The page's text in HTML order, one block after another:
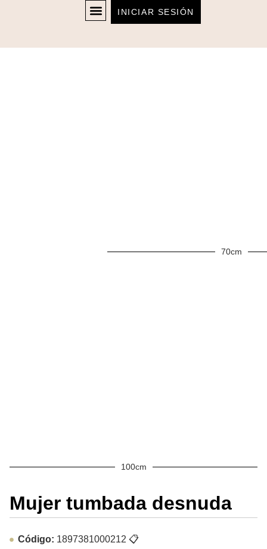
INICIAR SESIÓN
100cm
70cm
Mujer tumbada desnuda
Código: 1897381000212 📋